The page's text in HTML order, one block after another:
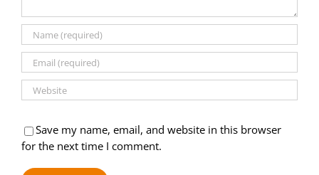
Save my name, email, and website in this browser
for the next time I comment.